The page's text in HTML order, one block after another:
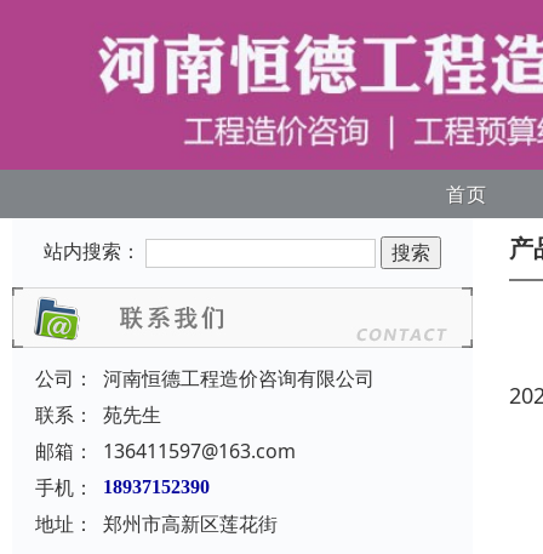
首页
站内搜索：
公司：
河南恒德工程造价咨询有限公司
联系：
苑先生
邮箱：
136411597@163.com
手机：
18937152390
地址：
郑州市高新区莲花街
产